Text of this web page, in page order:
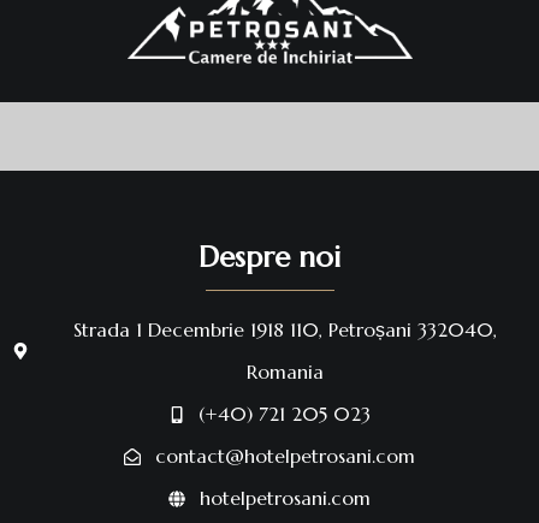
Despre noi
Strada 1 Decembrie 1918 110, Petroșani 332040,
Romania
(+40) 721 205 023
contact@hotelpetrosani.com
hotelpetrosani.com